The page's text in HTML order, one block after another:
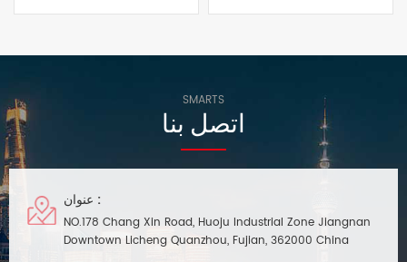
SMARTS
اتصل بنا
عنوان :
NO.178 Chang Xin Road, Huoju Industrial Zone Jiangnan
Downtown Licheng Quanzhou, Fujian, 362000 China